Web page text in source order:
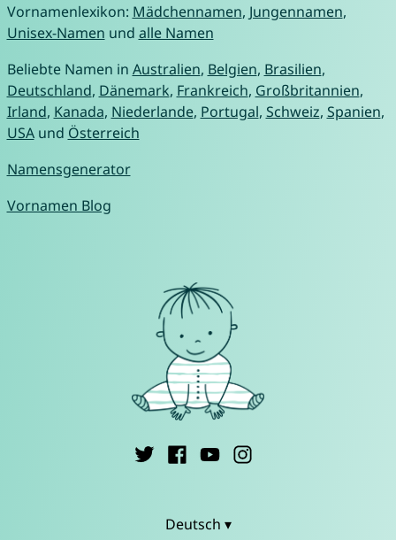
Vornamenlexikon: Mädchennamen, Jungennamen,
Unisex-Namen und alle Namen
Beliebte Namen in Australien, Belgien, Brasilien,
Deutschland, Dänemark, Frankreich, Großbritannien,
Irland, Kanada, Niederlande, Portugal, Schweiz, Spanien,
USAund Österreich
Namensgenerator
Vornamen Blog
Deutsch ▾